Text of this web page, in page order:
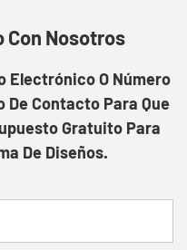
Con Nosotros
Electrónico O Número
De Contacto Para Que
Gratuito Para
De Diseños.